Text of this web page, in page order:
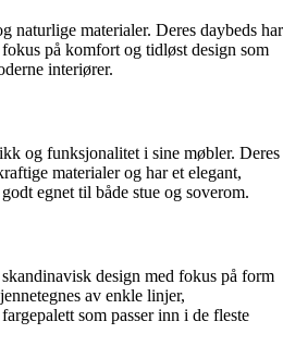
naturlige materialer. Deres daybeds har
på komfort og tidløst design som
interiører.
og funksjonalitet i sine møbler. Deres
materialer og har et elegant,
egnet til både stue og soverom.
design med fokus på form
av enkle linjer,
som passer inn i de fleste